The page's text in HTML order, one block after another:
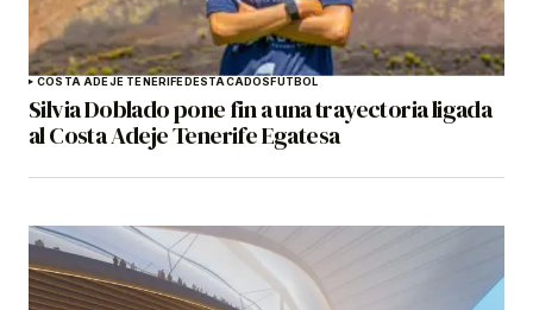
COSTA ADEJE TENERIFEDESTACADOSFÚTBOL
Silvia Doblado pone fin a una trayectoria ligada
al Costa Adeje Tenerife Egatesa